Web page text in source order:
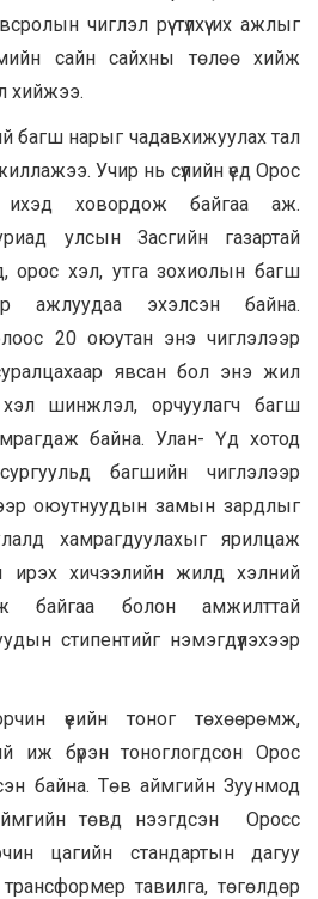
чиглэл рүү түлхүү их ажлыг
сайн сайхны төлөө хийж
хийжээ.
багш нарыг чадавхижуулах тал
Учир нь сүүлийн үед Орос
ховордож байгаа аж.
улсын Засгийн газартай
орос хэл, утга зохиолын багш
ажлуудаа эхэлсэн байна.
20 оюутан энэ чиглэлээр
явсан бол энэ жил
хэл шинжлэл, орчуулагч багш
байна. Улан- Үд хотод
багшийн чиглэлээр
оюутнуудын замын зардлыг
хамрагдуулахыг ярилцаж
хичээлийн жилд хэлний
байгаа болон амжилттай
стипентийг нэмэгдүүлэхээр
үеийн тоног төхөөрөмж,
иж бүрэн тоноглогдсон Орос
байна. Төв аймгийн Зуунмод
төвд нээгдсэн Оросс
цагийн стандартын дагуу
тавилга, төгөлдөр